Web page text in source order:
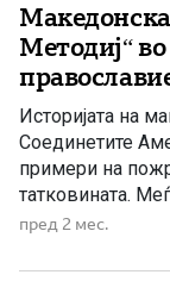
Методиј“
Историјата на
Соединетите
примери на
татковината.
симболи на
претставуваат
пред 2 мес.